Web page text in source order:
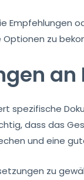
Empfehlungen
Optionen zu
an
spezifische
dass das
und eine
zu